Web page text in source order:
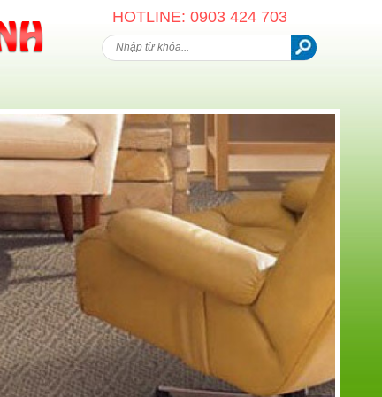
HOTLINE: 0903 424 703